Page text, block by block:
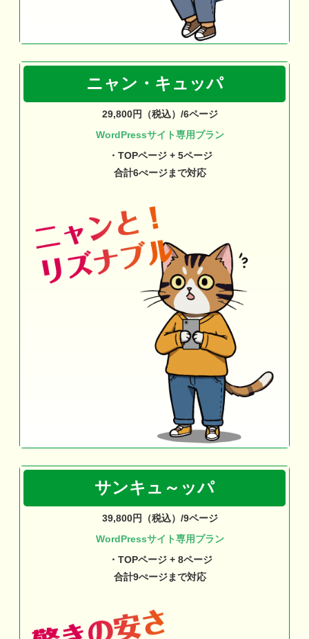
ニャン・キュッパ
29,800円（税込）/6ページ
WordPressサイト専用プラン
・TOPページ + 5ページ
合計6ぺージまで対応
サンキュ～ッパ
39,800円（税込）/9ページ
WordPressサイト専用プラン
・TOPページ + 8ページ
合計9ぺージまで対応